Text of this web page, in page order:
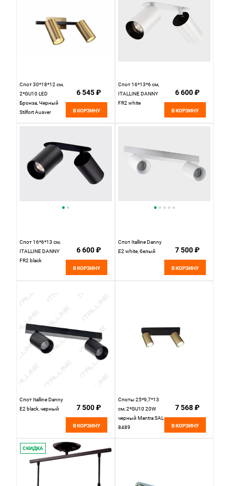
Спот 30*18*12 см,
2*GU10 LED
Бронза, Черный
Stilfort Ausver
6 545 ₽
В КОРЗИНУ
Спот 16*13*6 см,
ITALLINE DANNY
FR2 white
6 600 ₽
В КОРЗИНУ
Спот 16*6*13 см,
ITALLINE DANNY
FR2 black
6 600 ₽
В КОРЗИНУ
Спот Italline Danny
E2 white, белый
7 500 ₽
В КОРЗИНУ
Спот Italline Danny
E2 black, черный
7 500 ₽
В КОРЗИНУ
Споты 25*9,7*13
см, 2*GU10 20W
черный Mantra SAL
8489
7 568 ₽
В КОРЗИНУ
СКИДКА